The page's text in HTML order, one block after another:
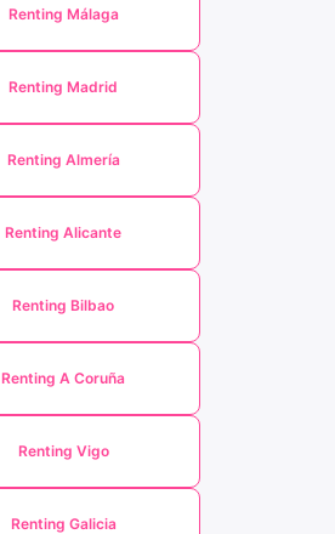
Renting Málaga
Renting Madrid
Renting Almería
Renting Alicante
Renting Bilbao
Renting A Coruña
Renting Vigo
Renting Galicia